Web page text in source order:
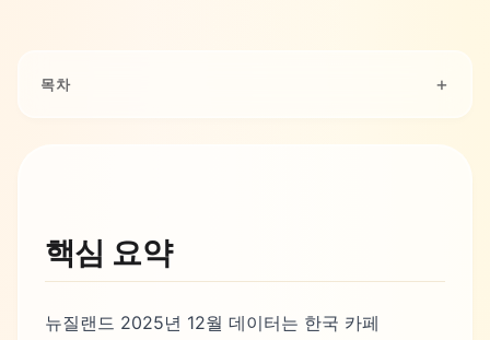
목차
핵심 요약
뉴질랜드 2025년 12월 데이터는 한국 카페